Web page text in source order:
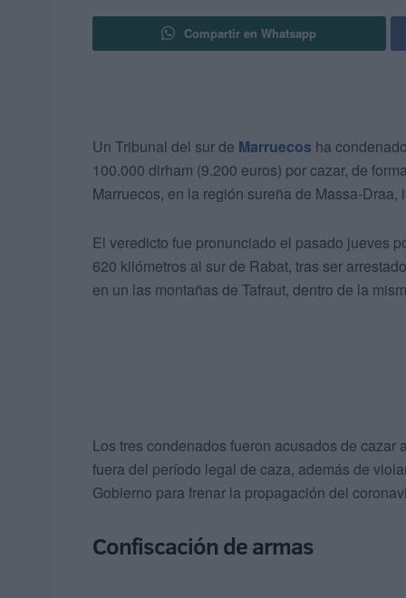
Compartir en Whatsapp
Un Tribunal del sur de Marruecos ha
100.000 dirham (9.200 euros) por cazar, de
Marruecos, en la región sureña de Massa-
El veredicto fue pronunciado el pasado jueves
620 kilómetros al sur de Rabat, tras ser
en un las montañas de Tafraut, dentro de la
Los tres condenados fueron acusados de
fuera del período legal de caza, además de
Gobierno para frenar la propagación del
Confiscación de armas